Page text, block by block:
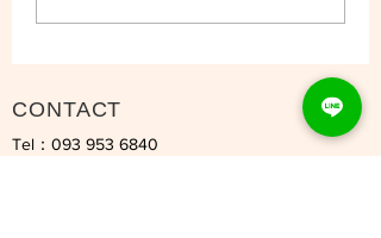
CONTACT
Tel：093 953 6840